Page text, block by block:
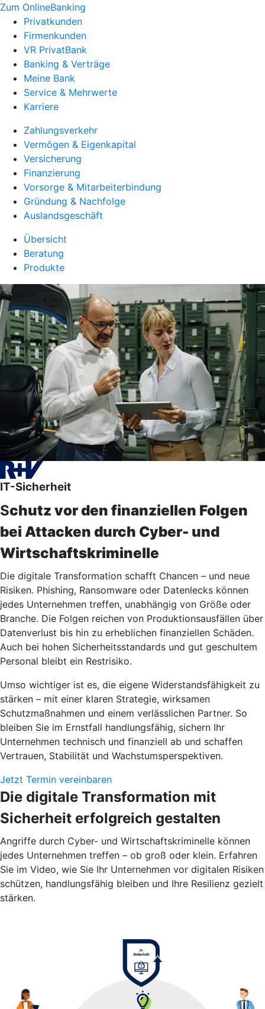
Zum OnlineBanking
Privatkunden
Firmenkunden
VR PrivatBank
Banking & Verträge
Meine Bank
Service & Mehrwerte
Karriere
Zahlungsverkehr
Vermögen & Eigenkapital
Versicherung
Finanzierung
Vorsorge & Mitarbeiterbindung
Gründung & Nachfolge
Auslandsgeschäft
Übersicht
Beratung
Produkte
IT-Sicherheit
Schutz vor den finanziellen Folgen
bei Attacken durch Cyber- und
Wirtschaftskriminelle
Die digitale Transformation schafft Chancen – und neue
Risiken. Phishing, Ransomware oder Datenlecks können
jedes Unternehmen treffen, unabhängig von Größe oder
Branche. Die Folgen reichen von Produktionsausfällen über
Datenverlust bis hin zu erheblichen finanziellen Schäden.
Auch bei hohen Sicherheitsstandards und gut geschultem
Personal bleibt ein Restrisiko.
Umso wichtiger ist es, die eigene Widerstandsfähigkeit zu
stärken – mit einer klaren Strategie, wirksamen
Schutzmaßnahmen und einem verlässlichen Partner. So
bleiben Sie im Ernstfall handlungsfähig, sichern Ihr
Unternehmen technisch und finanziell ab und schaffen
Vertrauen, Stabilität und Wachstumsperspektiven.
Jetzt Termin vereinbaren
Die digitale Transformation mit
Sicherheit erfolgreich gestalten
Angriffe durch Cyber- und Wirtschaftskriminelle können
jedes Unternehmen treffen – ob groß oder klein. Erfahren
Sie im Video, wie Sie Ihr Unternehmen vor digitalen Risiken
schützen, handlungsfähig bleiben und Ihre Resilienz gezielt
stärken.